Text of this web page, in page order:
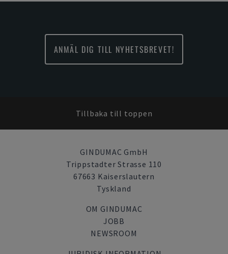
ANMÄL DIG TILL NYHETSBREVET!
Tillbaka till toppen
GINDUMAC GmbH
Trippstadter Strasse 110
67663 Kaiserslautern
Tyskland
OM GINDUMAC
JOBB
NEWSROOM